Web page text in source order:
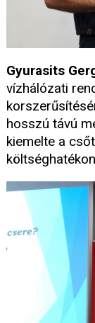
Gyurasits
vízhálózati
hosszú távú
kiemelte a